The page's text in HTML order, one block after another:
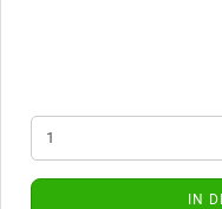
IN